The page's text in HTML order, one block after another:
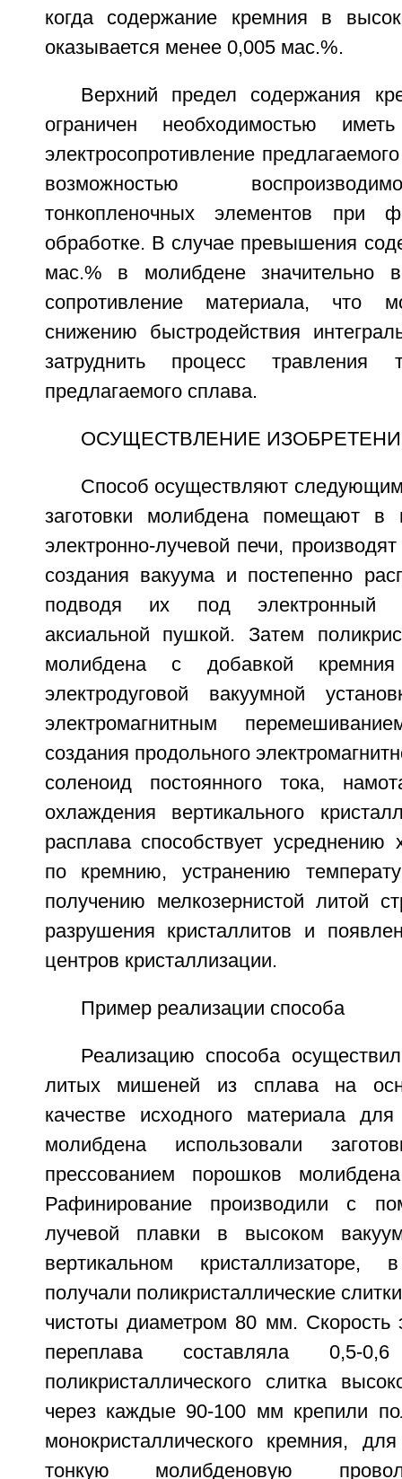
когда содержание кремния в
оказывается менее 0,005 мас.%.
Верхний предел содержания
ограничен необходимостью
электросопротивление
возможностью
тонкопленочных элементов при
обработке. В случае превышения
мас.% в молибдене значительно
сопротивление материала, что
снижению быстродействия
затруднить процесс травления
предлагаемого сплава.
ОСУЩЕСТВЛЕНИЕ
Способ осуществляют
заготовки молибдена помещают в
электронно-лучевой печи,
создания вакуума и постепенно
подводя их под электронный
аксиальной пушкой. Затем
молибдена с добавкой
электродуговой вакуумной
электромагнитным
создания продольного
соленоид постоянного тока,
охлаждения вертикального
расплава способствует усреднению
по кремнию, устранению
получению мелкозернистой литой
разрушения кристаллитов и
центров кристаллизации.
Пример реализации способа
Реализацию способа
литых мишеней из сплава на
качестве исходного материала
молибдена использовали
прессованием порошков
Рафинирование производили с
лучевой плавки в высоком
вертикальном кристаллизаторе,
получали поликристаллические
чистоты диаметром 80 мм. Скорость
переплава составляла 0,5-
поликристаллического слитка
через каждые 90-100 мм крепили
монокристаллического кремния,
тонкую молибденовую